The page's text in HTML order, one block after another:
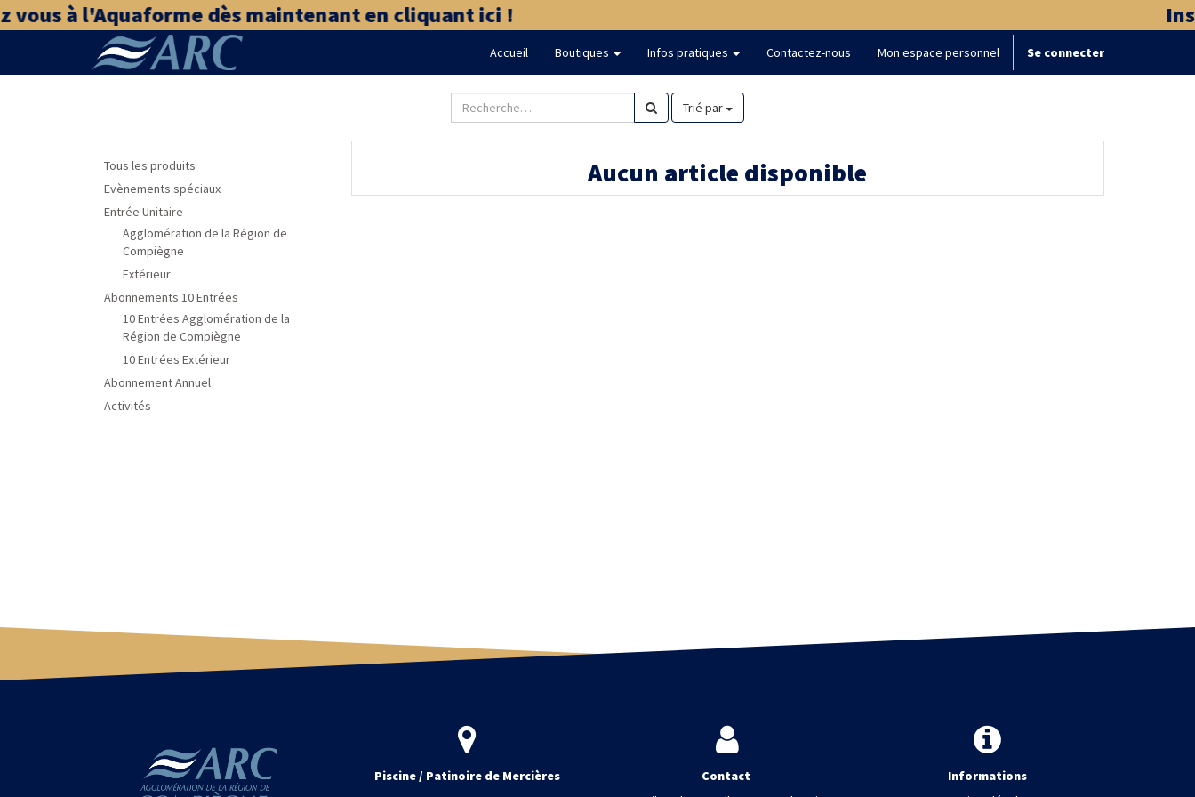
à l'Aquaforme dès maintenant en cliquant ici !
Accueil Boutiques Infos pratiques Contactez-nous Mon espace personnel Se connecter
Trié par
Tous les produits
Evènements spéciaux
Entrée Unitaire
Agglomération de la Région de
Compiègne
Extérieur
Abonnements 10 Entrées
10 Entrées Agglomération de la
Région de Compiègne
10 Entrées Extérieur
Abonnement Annuel
Activités
Aucun article disponible
Piscine / Patinoire de Mercières
Contact
Informations